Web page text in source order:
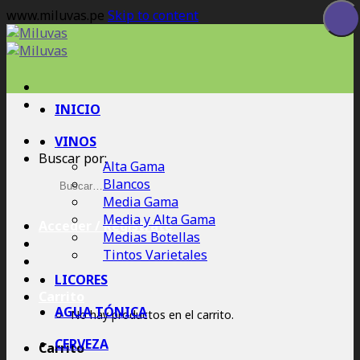
www.miluvas.pe Skip to content
Buscar por:
Acceder / Regístrate
No hay productos en el carrito.
Carrito
INICIO
VINOS
Alta Gama
Blancos
Media Gama
Media y Alta Gama
Medias Botellas
Tintos Varietales
LICORES
AGUA TÓNICA
CERVEZA